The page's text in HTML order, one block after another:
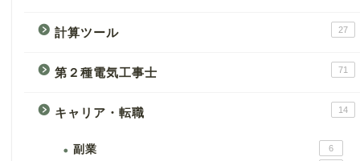
計算ツール 27
第２種電気工事士 71
キャリア・転職 14
副業 6